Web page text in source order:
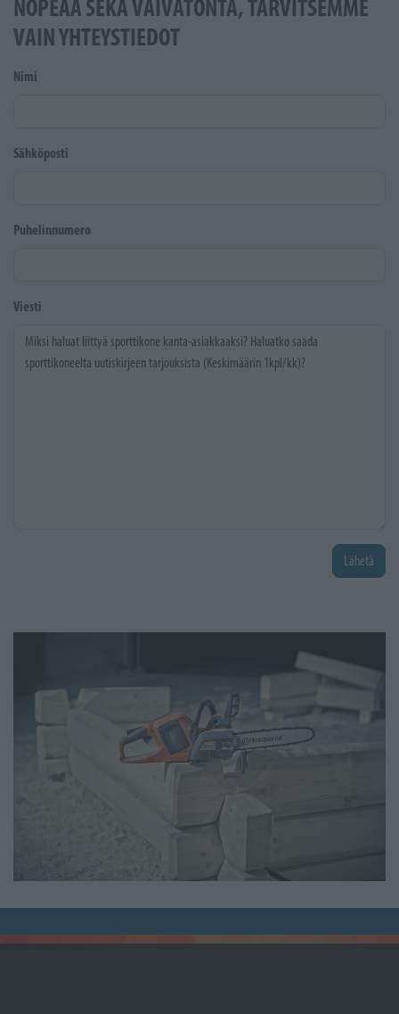
NOPEAA SEKÄ VAIVATONTA, TARVITSEMME
VAIN YHTEYSTIEDOT
Nimi
Sähköposti
Puhelinnumero
Viesti
Lähetä